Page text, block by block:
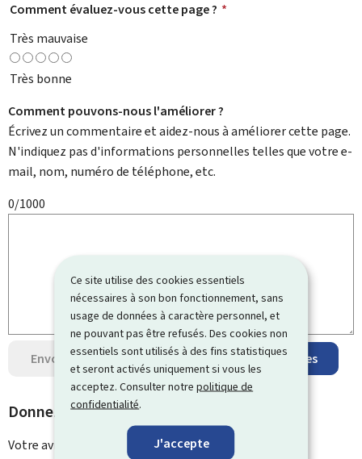
Ce site utilise des cookies essentiels
nécessaires à son bon fonctionnement, sans
usage de données à caractère personnel, et
ne pouvant pas être refusés. Des cookies non
essentiels sont utilisés à des fins statistiques
et seront activés uniquement si vous les
acceptez. Consulter notrepolitique de
confidentialité.
J'accepte
Comment évaluez-vous cette page ? *
Très mauvaise
Très bonne
Comment pouvons-nous l'améliorer ?
Écrivez un commentaire et aidez-nous à améliorer cette page.
N'indiquez pas d'informations personnelles telles que votre e-
mail, nom, numéro de téléphone, etc.
0/1000
Envoyer votre avis Protection des données
Donnez un avis sur cette page
Votre avis a été envoyé avecsuccès !